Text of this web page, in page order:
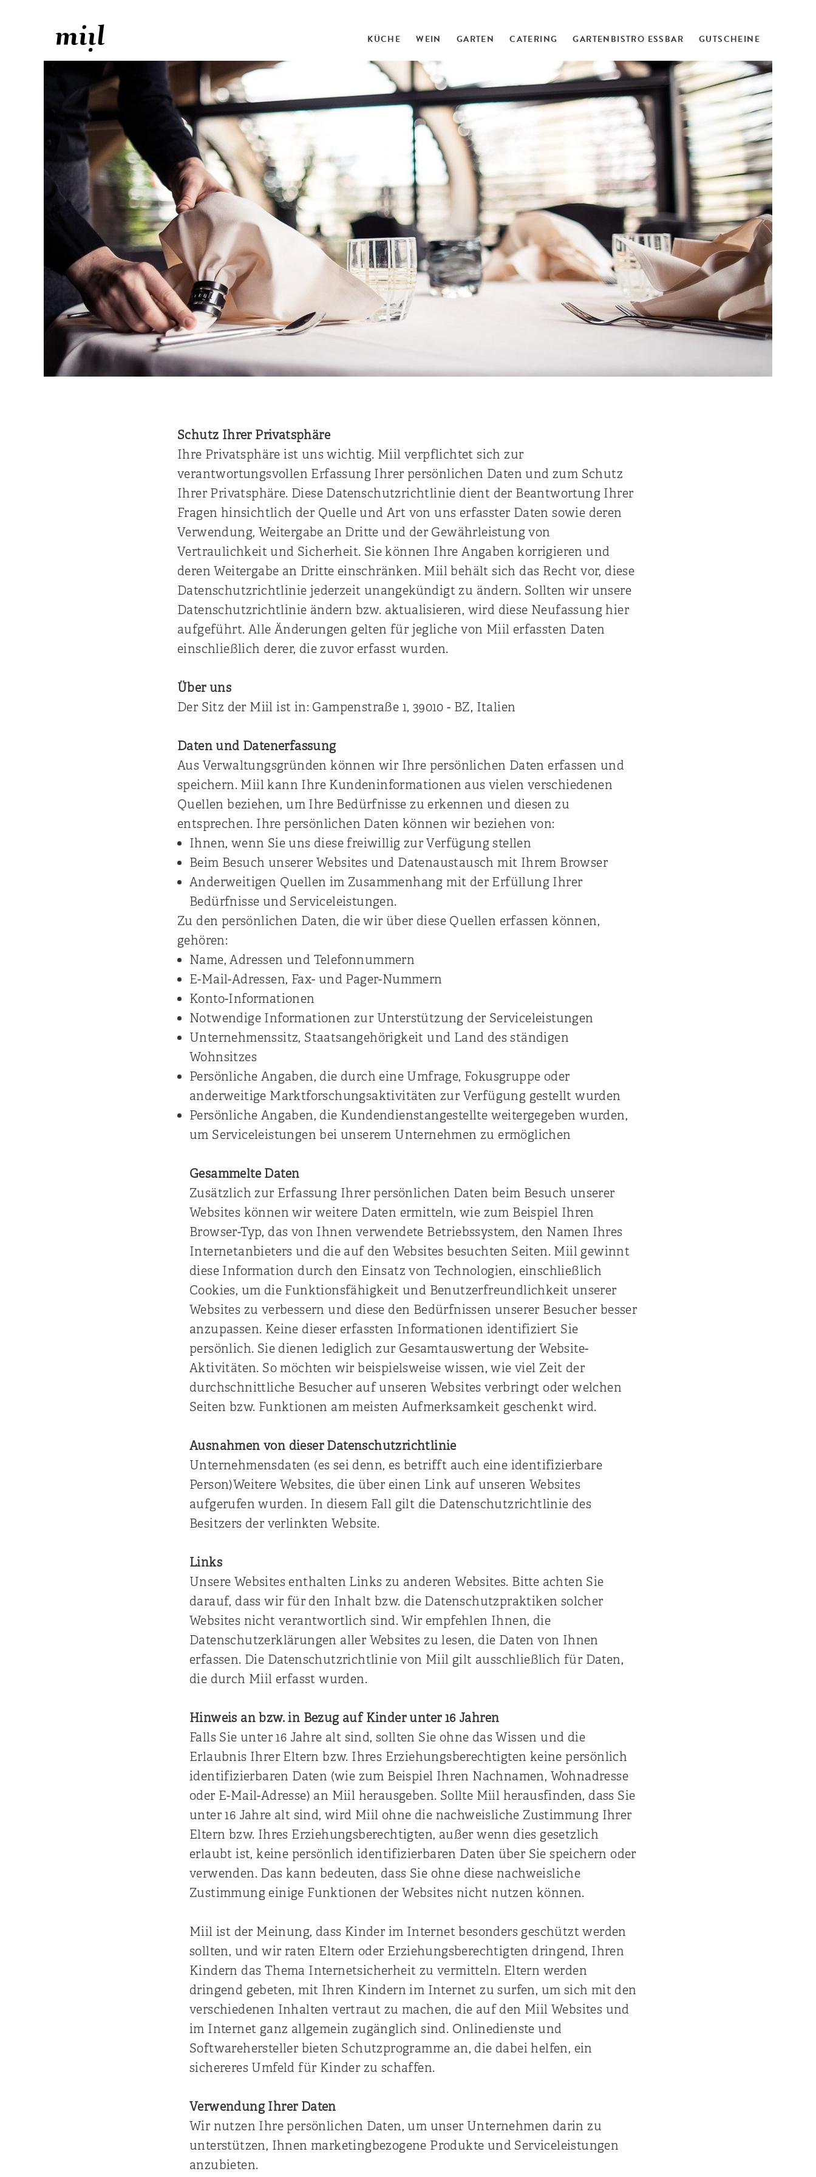
KÜCHE WEIN GARTEN CATERING GARTENBISTRO ESSBAR GUTSCHEINE
Schutz Ihrer Privatsphäre
Ihre Privatsphäre ist uns wichtig. Miil verpflichtet sich zur
verantwortungsvollen Erfassung Ihrer persönlichen Daten und zum Schutz
Ihrer Privatsphäre. Diese Datenschutzrichtlinie dient der Beantwortung Ihrer
Fragen hinsichtlich der Quelle und Art von uns erfasster Daten sowie deren
Verwendung, Weitergabe an Dritte und der Gewährleistung von
Vertraulichkeit und Sicherheit. Sie können Ihre Angaben korrigieren und
deren Weitergabe an Dritte einschränken. Miil behält sich das Recht vor, diese
Datenschutzrichtlinie jederzeit unangekündigt zu ändern. Sollten wir unsere
Datenschutzrichtlinie ändern bzw. aktualisieren, wird diese Neufassung hier
aufgeführt. Alle Änderungen gelten für jegliche von Miil erfassten Daten
einschließlich derer, die zuvor erfasst wurden.
Über uns
Der Sitz der Miil ist in: Gampenstraße 1, 39010 - BZ, Italien
Daten und Datenerfassung
Aus Verwaltungsgründen können wir Ihre persönlichen Daten erfassen und
speichern. Miil kann Ihre Kundeninformationen aus vielen verschiedenen
Quellen beziehen, um Ihre Bedürfnisse zu erkennen und diesen zu
entsprechen. Ihre persönlichen Daten können wir beziehen von:
Ihnen, wenn Sie uns diese freiwillig zur Verfügung stellen
Beim Besuch unserer Websites und Datenaustausch mit Ihrem Browser
Anderweitigen Quellen im Zusammenhang mit der Erfüllung Ihrer
Bedürfnisse und Serviceleistungen.
Zu den persönlichen Daten, die wir über diese Quellen erfassen können,
gehören:
Name, Adressen und Telefonnummern
E-Mail-Adressen, Fax- und Pager-Nummern
Konto-Informationen
Notwendige Informationen zur Unterstützung der Serviceleistungen
Unternehmenssitz, Staatsangehörigkeit und Land des ständigen
Wohnsitzes
Persönliche Angaben, die durch eine Umfrage, Fokusgruppe oder
anderweitige Marktforschungsaktivitäten zur Verfügung gestellt wurden
Persönliche Angaben, die Kundendienstangestellte weitergegeben wurden,
um Serviceleistungen bei unserem Unternehmen zu ermöglichen
Gesammelte Daten
Zusätzlich zur Erfassung Ihrer persönlichen Daten beim Besuch unserer
Websites können wir weitere Daten ermitteln, wie zum Beispiel Ihren
Browser-Typ, das von Ihnen verwendete Betriebssystem, den Namen Ihres
Internetanbieters und die auf den Websites besuchten Seiten. Miil gewinnt
diese Information durch den Einsatz von Technologien, einschließlich
Cookies, um die Funktionsfähigkeit und Benutzerfreundlichkeit unserer
Websites zu verbessern und diese den Bedürfnissen unserer Besucher besser
anzupassen. Keine dieser erfassten Informationen identifiziert Sie
persönlich. Sie dienen lediglich zur Gesamtauswertung der Website-
Aktivitäten. So möchten wir beispielsweise wissen, wie viel Zeit der
durchschnittliche Besucher auf unseren Websites verbringt oder welchen
Seiten bzw. Funktionen am meisten Aufmerksamkeit geschenkt wird.
Ausnahmen von dieser Datenschutzrichtlinie
Unternehmensdaten (es sei denn, es betrifft auch eine identifizierbare
Person)Weitere Websites, die über einen Link auf unseren Websites
aufgerufen wurden. In diesem Fall gilt die Datenschutzrichtlinie des
Besitzers der verlinkten Website.
Links
Unsere Websites enthalten Links zu anderen Websites. Bitte achten Sie
darauf, dass wir für den Inhalt bzw. die Datenschutzpraktiken solcher
Websites nicht verantwortlich sind. Wir empfehlen Ihnen, die
Datenschutzerklärungen aller Websites zu lesen, die Daten von Ihnen
erfassen. Die Datenschutzrichtlinie von Miil gilt ausschließlich für Daten,
die durch Miil erfasst wurden.
Hinweis an bzw. in Bezug auf Kinder unter 16 Jahren
Falls Sie unter 16 Jahre alt sind, sollten Sie ohne das Wissen und die
Erlaubnis Ihrer Eltern bzw. Ihres Erziehungsberechtigten keine persönlich
identifizierbaren Daten (wie zum Beispiel Ihren Nachnamen, Wohnadresse
oder E-Mail-Adresse) an Miil herausgeben. Sollte Miil herausfinden, dass Sie
unter 16 Jahre alt sind, wird Miil ohne die nachweisliche Zustimmung Ihrer
Eltern bzw. Ihres Erziehungsberechtigten, außer wenn dies gesetzlich
erlaubt ist, keine persönlich identifizierbaren Daten über Sie speichern oder
verwenden. Das kann bedeuten, dass Sie ohne diese nachweisliche
Zustimmung einige Funktionen der Websites nicht nutzen können.
Miil ist der Meinung, dass Kinder im Internet besonders geschützt werden
sollten, und wir raten Eltern oder Erziehungsberechtigten dringend, Ihren
Kindern das Thema Internetsicherheit zu vermitteln. Eltern werden
dringend gebeten, mit Ihren Kindern im Internet zu surfen, um sich mit den
verschiedenen Inhalten vertraut zu machen, die auf den Miil Websites und
im Internet ganz allgemein zugänglich sind. Onlinedienste und
Softwarehersteller bieten Schutzprogramme an, die dabei helfen, ein
sichereres Umfeld für Kinder zu schaffen.
Verwendung Ihrer Daten
Wir nutzen Ihre persönlichen Daten, um unser Unternehmen darin zu
unterstützen, Ihnen marketingbezogene Produkte und Serviceleistungen
anzubieten.